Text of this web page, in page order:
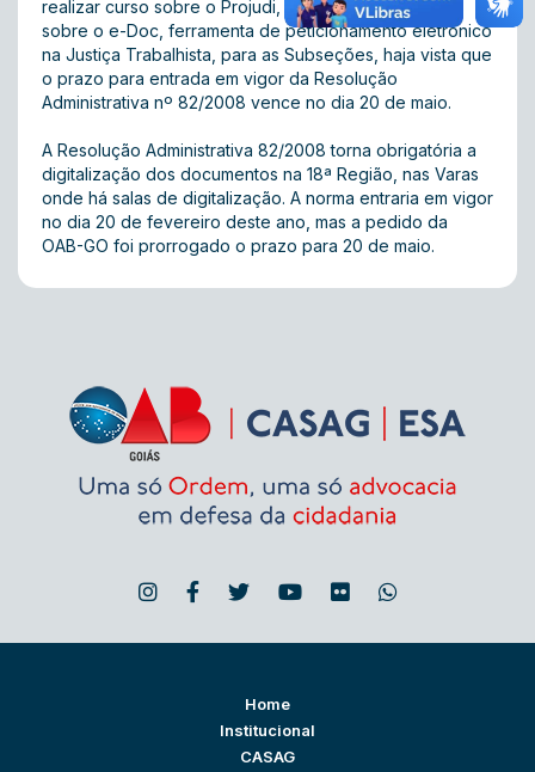
realizar curso sobre o Projudi, está levando palestras
sobre o e-Doc, ferramenta de peticionamento eletrônico
na Justiça Trabalhista, para as Subseções, haja vista que
o prazo para entrada em vigor da Resolução
Administrativa nº 82/2008 vence no dia 20 de maio.
A Resolução Administrativa 82/2008 torna obrigatória a
digitalização dos documentos na 18ª Região, nas Varas
onde há salas de digitalização. A norma entraria em vigor
no dia 20 de fevereiro deste ano, mas a pedido da
OAB-GO foi prorrogado o prazo para 20 de maio.
Home
Institucional
CASAG